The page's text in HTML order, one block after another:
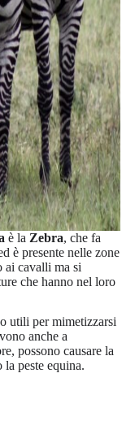
è la Zebra, che fa
è presente nelle zone
ai cavalli ma si
che hanno nel loro
utili per mimetizzarsi
anche a
possono causare la
peste equina.